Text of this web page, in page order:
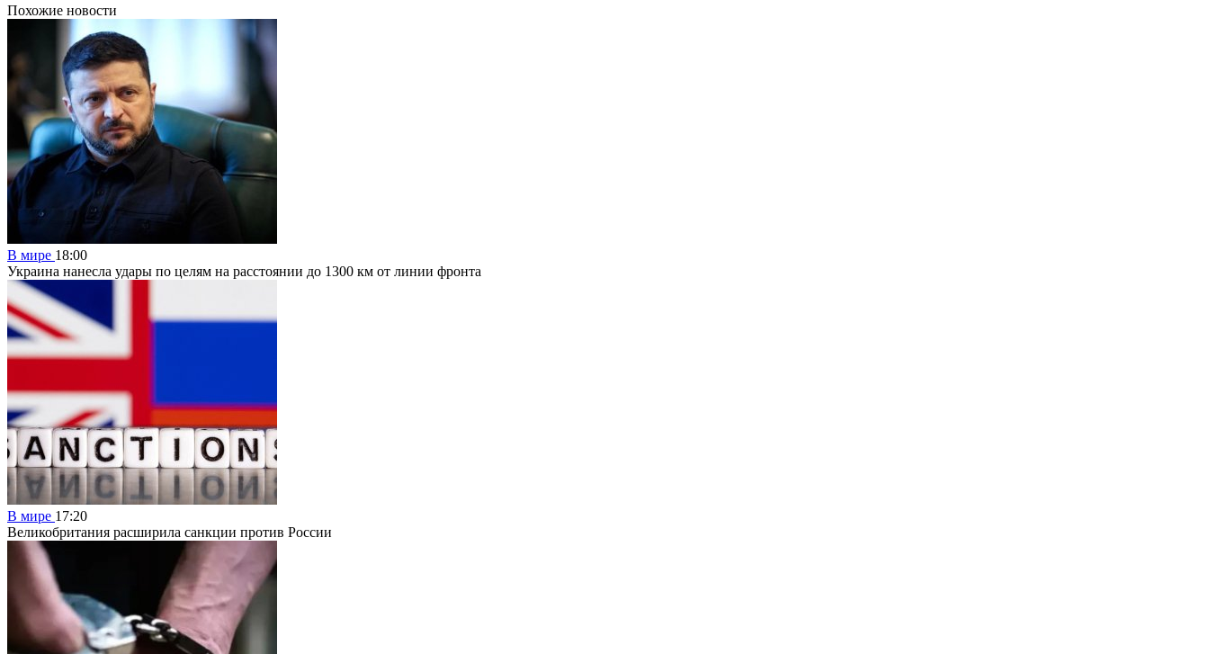
Похожие новости
В мире 18:00
Украина нанесла удары по целям на расстоянии до 1300 км от линии фронта
В мире 17:20
Великобритания расширила санкции против России